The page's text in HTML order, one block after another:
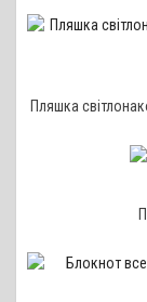
Пляшка